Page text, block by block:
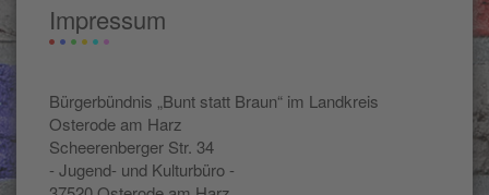
Impressum
Bürgerbündnis „Bunt statt Braun“ im Landkreis
Osterode am Harz
Scheerenberger Str. 34
- Jugend- und Kulturbüro -